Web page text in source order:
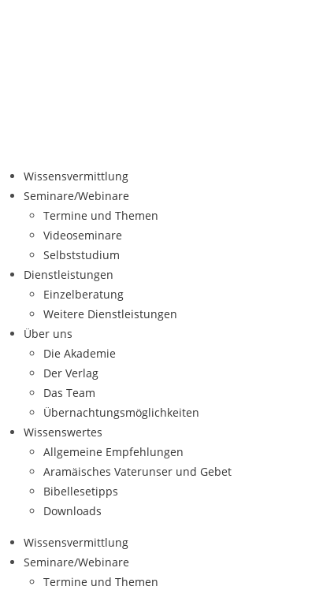
Wissensvermittlung
Seminare/Webinare
Termine und Themen
Videoseminare
Selbststudium
Dienstleistungen
Einzelberatung
Weitere Dienstleistungen
Über uns
Die Akademie
Der Verlag
Das Team
Übernachtungsmöglichkeiten
Wissenswertes
Allgemeine Empfehlungen
Aramäisches Vaterunser und Gebet
Bibellesetipps
Downloads
Wissensvermittlung
Seminare/Webinare
Termine und Themen